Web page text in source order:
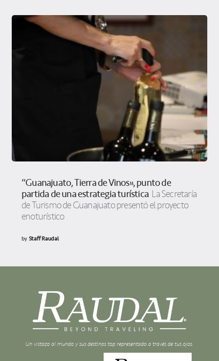
“Guanajuato, Tierra de Vinos”, punto de
partida de una estrategia turística La Secretaría
de Turismo de Guanajuato presentó el proyecto
enoturístico
byStaff Raudal
Un vistazo al mundo y sus destinos top representado a través de tus ojos.